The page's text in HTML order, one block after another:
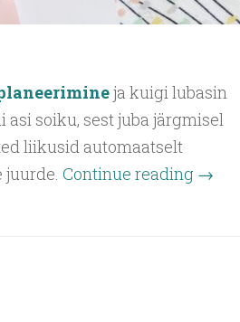
ja kuigi lubasin
soiku, sest juba järgmisel
liikusid automaatselt
juurde. Continue reading →